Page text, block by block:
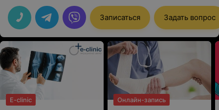
результатов вас угостят кофе . Вообщем все на евро
уровне !
Записаться Задать вопрос
E-clinic
Онлайн-запись